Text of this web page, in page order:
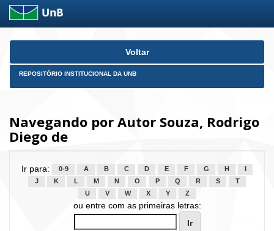
Skip
Voltar
REPOSITÓRIO INSTITUCIONAL DA UNB
Navegando por Autor Souza, Rodrigo
Diego de
Ir para: 0-9 A B C D E F G H
J
K L M N O P Q R S
T
U
V W X Y Z
ou entre com as primeiras letras: